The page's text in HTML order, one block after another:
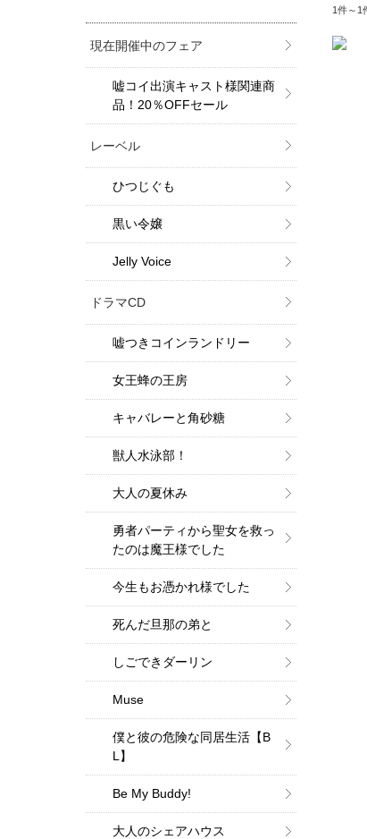
1件～1
現在開催中のフェア
嘘コイ出演キャスト様関連商
品！20％OFFセール
レーベル
ひつじぐも
黒い令嬢
Jelly Voice
ドラマCD
嘘つきコインランドリー
女王蜂の王房
キャバレーと角砂糖
獣人水泳部！
大人の夏休み
勇者パーティから聖女を救っ
たのは魔王様でした
今生もお憑かれ様でした
死んだ旦那の弟と
しごできダーリン
Muse
僕と彼の危険な同居生活【B
L】
Be My Buddy!
大人のシェアハウス